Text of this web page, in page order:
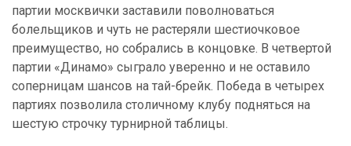
партии москвички заставили поволноваться
болельщиков и чуть не растеряли шестиочковое
преимущество, но собрались в концовке. В четвертой
партии «Динамо» сыграло уверенно и не оставило
соперницам шансов на тай-брейк. Победа в четырех
партиях позволила столичному клубу подняться на
шестую строчку турнирной таблицы.